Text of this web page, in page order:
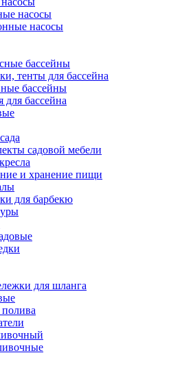
насосы
насосы
бассейны
тенты для бассейна
бассейны
бассейна
садовой мебели
и хранение пищи
для барбекю
для шланга